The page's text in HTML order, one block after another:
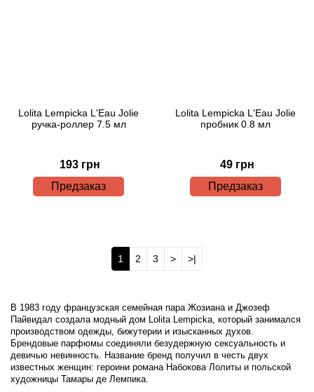
Lolita Lempicka L'Eau Jolie
ручка-роллер 7.5 мл
193 грн
Предзаказ
Lolita Lempicka L'Eau Jolie
пробник 0.8 мл
49 грн
Предзаказ
1 2 3 > >|
В 1983 году французская семейная пара Жозиана и Джозеф
Пайвидал создала модный дом Lolita Lempicka, который занимался
производством одежды, бижутерии и изысканных духов.
Брендовые парфюмы соединяли безудержную сексуальность и
девичью невинность. Название бренд получил в честь двух
известных женщин: героини романа Набокова Лолиты и польской
художницы Тамары де Лемпика.